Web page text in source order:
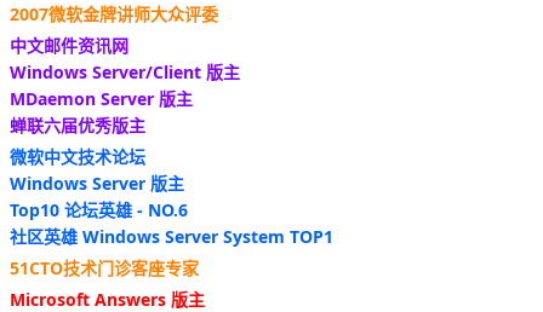
2007微软金牌讲师大众评委
中文邮件资讯网
Windows Server/Client 版主
MDaemon Server 版主
蝉联六届优秀版主
微软中文技术论坛
Windows Server 版主
Top10 论坛英雄 - NO.6
社区英雄 Windows Server System TOP1
51CTO技术门诊客座专家
Microsoft Answers 版主